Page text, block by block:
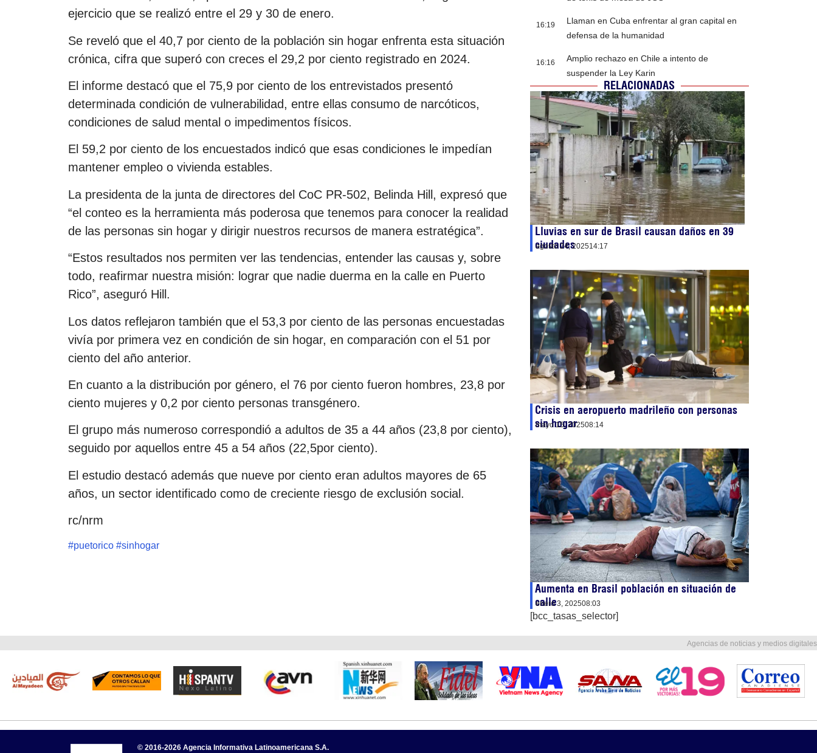
ejercicio que se realizó entre el 29 y 30 de enero.
Se reveló que el 40,7 por ciento de la población sin hogar enfrenta esta situación
crónica, cifra que superó con creces el 29,2 por ciento registrado en 2024.
El informe destacó que el 75,9 por ciento de los entrevistados presentó
determinada condición de vulnerabilidad, entre ellas consumo de narcóticos,
condiciones de salud mental o impedimentos físicos.
El 59,2 por ciento de los encuestados indicó que esas condiciones le impedían
mantener empleo o vivienda estables.
La presidenta de la junta de directores del CoC PR-502, Belinda Hill, expresó que
“el conteo es la herramienta más poderosa que tenemos para conocer la realidad
de las personas sin hogar y dirigir nuestros recursos de manera estratégica”.
“Estos resultados nos permiten ver las tendencias, entender las causas y, sobre
todo, reafirmar nuestra misión: lograr que nadie duerma en la calle en Puerto
Rico”, aseguró Hill.
Los datos reflejaron también que el 53,3 por ciento de las personas encuestadas
vivía por primera vez en condición de sin hogar, en comparación con el 51 por
ciento del año anterior.
En cuanto a la distribución por género, el 76 por ciento fueron hombres, 23,8 por
ciento mujeres y 0,2 por ciento personas transgénero.
El grupo más numeroso correspondió a adultos de 35 a 44 años (23,8 por ciento),
seguido por aquellos entre 45 a 54 años (22,5por ciento).
El estudio destacó además que nueve por ciento eran adultos mayores de 65
años, un sector identificado como de creciente riesgo de exclusión social.
rc/nrm
#puetorico #sinhogar
16:19
Llaman en Cuba enfrentar al gran capital en
defensa de la humanidad
16:16
Amplio rechazo en Chile a intento de
suspender la Ley Karin
RELACIONADAS
Lluvias en sur de Brasil causan daños en 39
ciudades
agosto 24, 202514:17
Crisis en aeropuerto madrileño con personas
sin hogar
mayo 15, 202508:14
Aumenta en Brasil población en situación de
calle
enero 3, 202508:03
[bcc_tasas_selector]
Agencias de noticias y medios digitales
© 2016-2026 Agencia Informativa Latinoamericana S.A.